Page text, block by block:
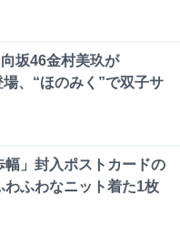
坂46金村美玖が
場、“ほのみく”で双子サ
幅」封入ポストカードの
ふわなニット着た1枚